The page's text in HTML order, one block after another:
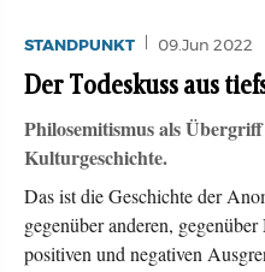
STANDPUNKT 09.Jun 2022
Der Todeskuss aus
Philosemitismus als
Kulturgeschichte.
Das ist die Geschichte der
gegenüber anderen,
positiven und negativen